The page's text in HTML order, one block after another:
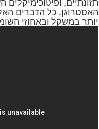
האסטרוגן. כל הדברים
יותר במשקל ובאחוזי